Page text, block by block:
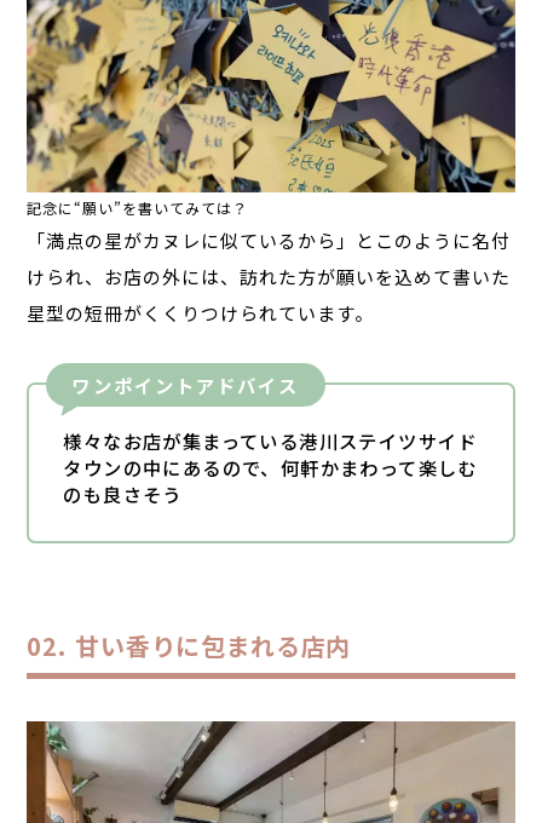
記念に“願い”を書いてみては？
「満点の星がカヌレに似ているから」とこのように名付
けられ、お店の外には、訪れた方が願いを込めて書いた
星型の短冊がくくりつけられています。
ワンポイントアドバイス
様々なお店が集まっている港川ステイツサイド
タウンの中にあるので、何軒かまわって楽しむ
のも良さそう
甘い香りに包まれる店内